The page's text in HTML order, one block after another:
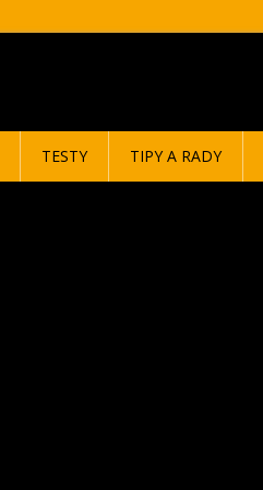
TESTY TIPY A RADY